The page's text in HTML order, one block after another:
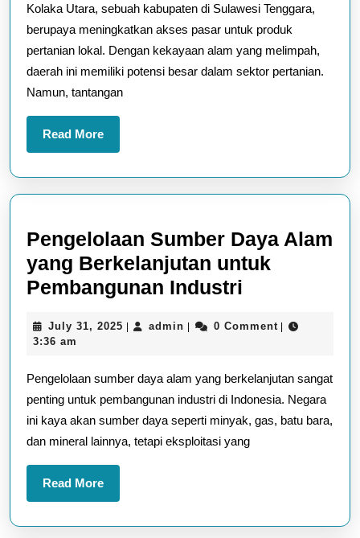
Pasar
untuk
Produk
Kolaka Utara, sebuah kabupaten di Sulawesi Tenggara,
berupaya meningkatkan akses pasar untuk produk
pertanian lokal. Dengan kekayaan alam yang melimpah,
daerah ini memiliki potensi besar dalam sektor pertanian.
Namun, tantangan
Read MoreRead
More
Pengelolaan Sumber Daya Alam
yang Berkelanjutan untuk
Pembangunan Industri
Daya
yang
untuk
July 31, 2025 July
| admin admin
| 0 Comment |
3:36 am
Pengelolaan sumber daya alam yang berkelanjutan sangat
penting untuk pembangunan industri di Indonesia. Negara
ini kaya akan sumber daya seperti minyak, gas, batu bara,
dan mineral lainnya, tetapi eksploitasi yang
Read MoreRead
More